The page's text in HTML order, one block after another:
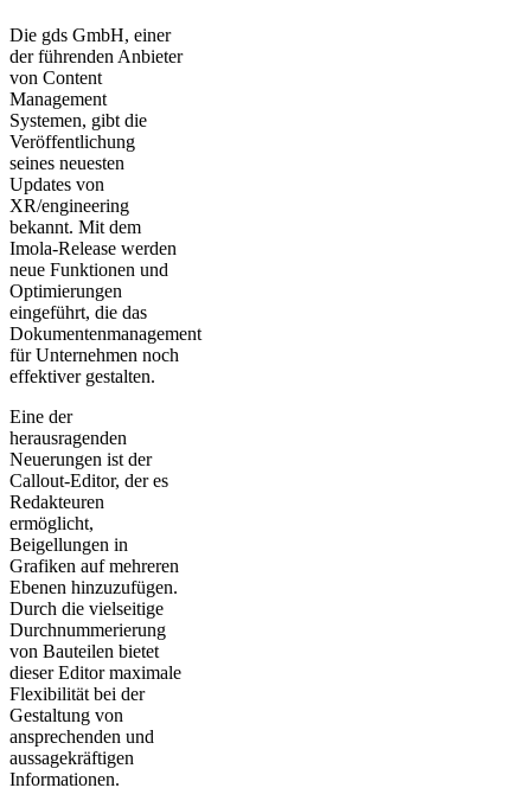
Die gds GmbH, einer
der führenden Anbieter
von Content
Management
Systemen, gibt die
Veröffentlichung
seines neuesten
Updates von
XR/engineering
bekannt. Mit dem
Imola-Release werden
neue Funktionen und
Optimierungen
eingeführt, die das
Dokumentenmanagement
für Unternehmen noch
effektiver gestalten.
Eine der
herausragenden
Neuerungen ist der
Callout-Editor, der es
Redakteuren
ermöglicht,
Beigellungen in
Grafiken auf mehreren
Ebenen hinzuzufügen.
Durch die vielseitige
Durchnummerierung
von Bauteilen bietet
dieser Editor maximale
Flexibilität bei der
Gestaltung von
ansprechenden und
aussagekräftigen
Informationen.